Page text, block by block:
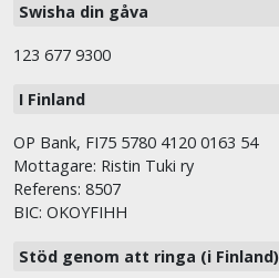
Swisha din gåva
123 677 9300
I Finland
OP Bank, FI75 5780 4120 0163 54
Mottagare: Ristin Tuki ry
Referens: 8507
BIC: OKOYFIHH
Stöd genom att ringa (i Finland)